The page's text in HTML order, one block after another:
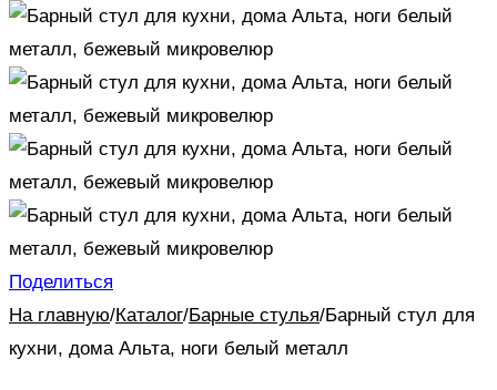
Поделиться
На главную/Каталог/Барные стулья/Барный стул для
кухни, дома Альта, ноги белый металл